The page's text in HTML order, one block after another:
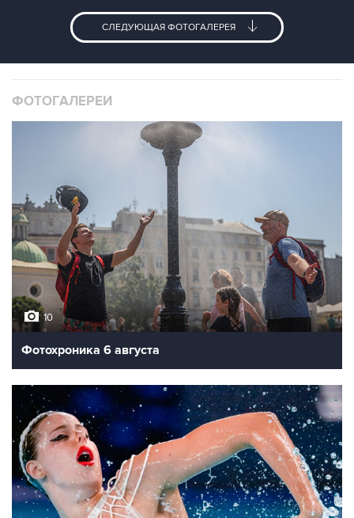
СЛЕДУЮЩАЯ ФОТОГАЛЕРЕЯ
ФОТОГАЛЕРЕИ
10
Фотохроника 6 августа